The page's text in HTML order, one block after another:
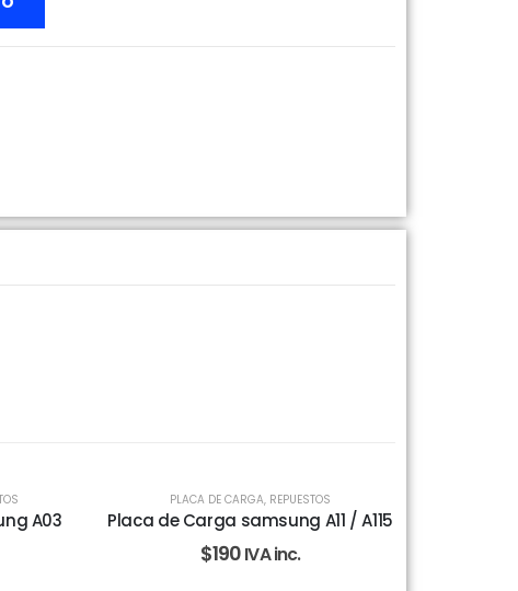
A03
PLACA DE CARGA, REPUESTOS
Placa de Carga samsung A11 / A115
$190IVA inc.